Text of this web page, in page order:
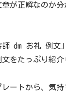
が正解なのか
師 dm お礼 例文
をたっぷり紹介
ートから、気